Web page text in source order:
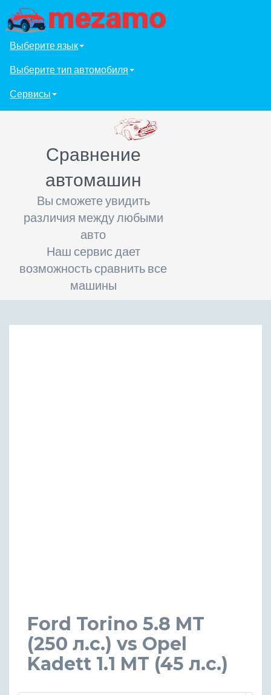
Выберите язык
Выберите тип автомобиля
Сервисы
Сравнение
автомашин
Вы сможете увидить
различия между любыми
авто
Наш сервис дает
возможность сравнить все
машины
Ford Torino 5.8 MT
(250 л.с.) vs Opel
Kadett 1.1 MT (45 л.с.)